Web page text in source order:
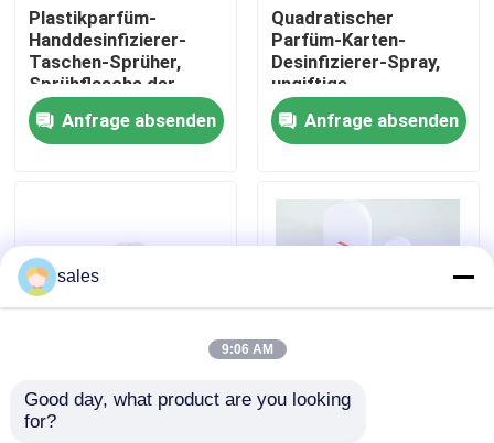
Werksbesichtigung
Qualitätskontrolle
Rechtssachen
Parfüm-Pumpen-Sprüher
Triggerpumpensprüher
Plastikparfüm-
Handdesinfizierer-
Taschen-Sprüher,
Sprühflasche der
Kreditkartengröße-
K1108Anfrage absenden
Quadratischer
Parfüm-Karten-
Desinfizierer-Spray,
ungiftige
Plastikflasche der
karten-K1106
Anfrage absenden
Nonspill aufbereiteter
Kreditkarte-
Antibakterielles
sales
9:06 AM
Good day, what product are you looking
for?